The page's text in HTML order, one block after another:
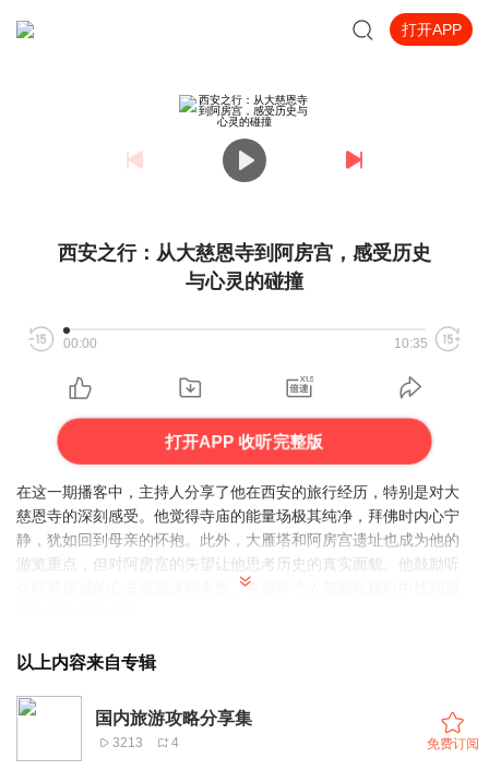
打开APP
西安之行：从大慈恩寺到阿房宫，感受历史
与心灵的碰撞
00:00 10:35
打开APP 收听完整版
在这一期播客中，主持人分享了他在西安的旅行经历，特别是对大
慈恩寺的深刻感受。他觉得寺庙的能量场极其纯净，拜佛时内心宁
静，犹如回到母亲的怀抱。此外，大雁塔和阿房宫遗址也成为他的
游览重点，但对阿房宫的失望让他思考历史的真实面貌。他鼓励听
众怀着虔诚的心去感受这些名胜，希望每个人都能在旅行中找到属
以上内容来自专辑
国内旅游攻略分享集
3213 4 免费订阅